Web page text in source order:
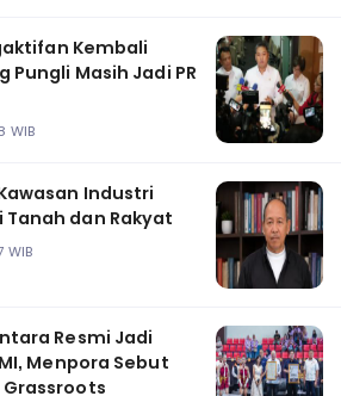
Kembali
Pungli Masih Jadi PR
WIB
Industri
dan Rakyat
WIB
Resmi Jadi
Menpora Sebut